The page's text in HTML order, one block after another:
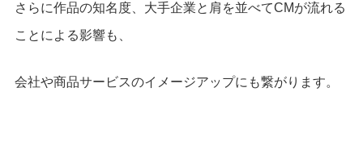
さらに作品の知名度、大手企業と肩を並べてCMが流れる
ことによる影響も、
会社や商品サービスのイメージアップにも繋がります。